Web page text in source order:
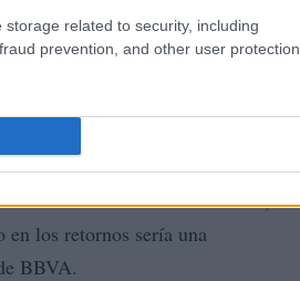
related to security, including
prevention, and other user protection.
oscilan entre 2.000 y 2.300
los retornos a los accionistas,
en los retornos sería una
BBVA.